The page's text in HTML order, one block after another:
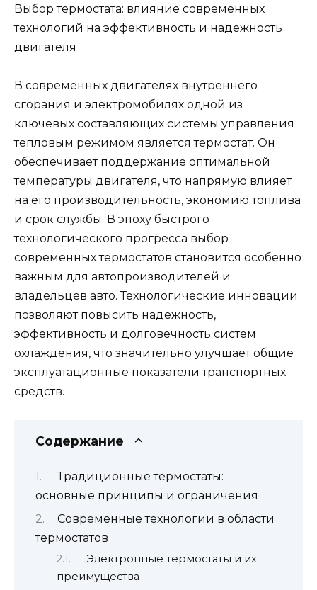
Выбор термостата: влияние современных
технологий на эффективность и надежность
двигателя
В современных двигателях внутреннего
сгорания и электромобилях одной из
ключевых составляющих системы управления
тепловым режимом является термостат. Он
обеспечивает поддержание оптимальной
температуры двигателя, что напрямую влияет
на его производительность, экономию топлива
и срок службы. В эпоху быстрого
технологического прогресса выбор
современных термостатов становится особенно
важным для автопроизводителей и
владельцев авто. Технологические инновации
позволяют повысить надежность,
эффективность и долговечность систем
охлаждения, что значительно улучшает общие
эксплуатационные показатели транспортных
средств.
Содержание
Традиционные термостаты:
основные принципы и ограничения
Современные технологии в области
термостатов
Электронные термостаты и их
преимущества